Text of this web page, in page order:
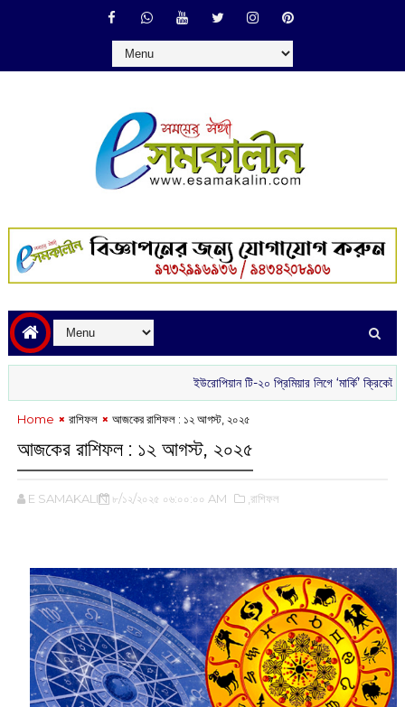
ইউরোপিয়ান টি-২০ প্রিমিয়ার লিগে ‘মার্কি’ ক্রিকেটার
Home রাশিফল আজকের রাশিফল :‌ ১২ আগস্ট, ২০২৫
আজকের রাশিফল :‌ ১২ আগস্ট, ২০২৫
E SAMAKALIN ৮/১২/২০২৫ ০৬:০০:০০ AM ,রাশিফল